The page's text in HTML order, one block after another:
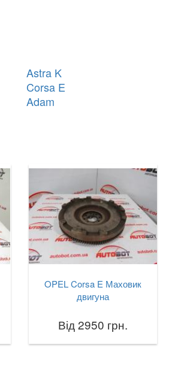
Astra K
Corsa E
Adam
OPEL Corsa E Маховик
двигуна
Від 2950 грн.